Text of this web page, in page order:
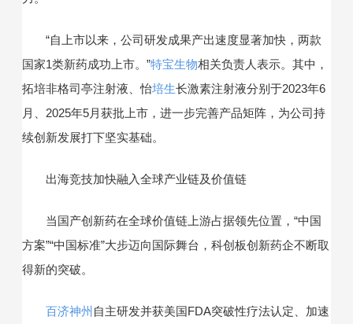
“自上市以来，公司研发成果产出速度显著加快，两款
国家1类新药成功上市。”特宝生物相关负责人表示。其中，
拓培非格司亭注射液、怡培生长激素注射液分别于2023年6
月、2025年5月获批上市，进一步完善产品矩阵，为公司持
续创新发展打下坚实基础。
出海竞技加快融入全球产业链及价值链
当国产创新药在全球价值链上游占据领先位置，“中国
方案”“中国标准”大步迈向国际舞台，科创板创新药企不断取
得新的突破。
百济神州 自主研发并获美国FDA突破性疗法认定、加速